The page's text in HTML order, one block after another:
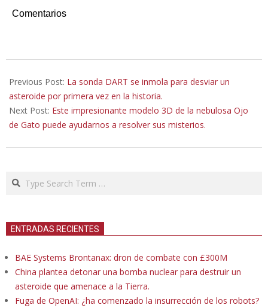
Comentarios
09-
25
Previous Post: La sonda DART se inmola para desviar un
asteroide por primera vez en la historia.
Next Post: Este impresionante modelo 3D de la nebulosa Ojo
de Gato puede ayudarnos a resolver sus misterios.
Search
ENTRADAS RECIENTES
BAE Systems Brontanax: dron de combate con £300M
China plantea detonar una bomba nuclear para destruir un
asteroide que amenace a la Tierra.
Fuga de OpenAI: ¿ha comenzado la insurrección de los robots?